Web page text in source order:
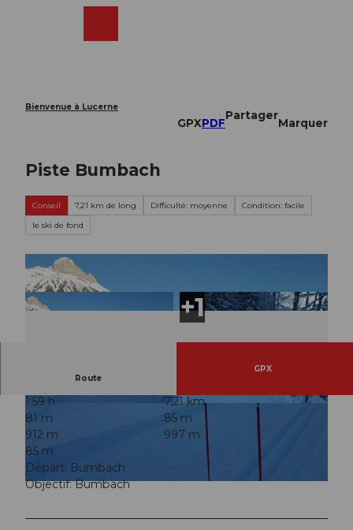
Bienvenue à Lucerne
GPXPDF
Partager
Marquer
Piste Bumbach
Conseil 7,21 km de long Difficulté: moyenne
Condition: facile
le ski de fond
© UNESCO Biosphäre Entlebuch, UNESCO Biosphäre Entlebuch
sphäre Entlebuch
© UNESCO Biosphäre Entlebuch, UNESCO Bio
Route
GPX
1:59 h
7,21 km
81 m
85 m
912 m
997 m
85 m
Départ: Bumbach
Objectif: Bumbach